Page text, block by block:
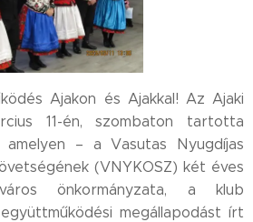
Ajakon és Ajakkal! Az Ajaki
11-én, szombaton tartotta
amelyen – a Vasutas Nyugdíjas
(VNYKOSZ) két éves
önkormányzata, a klub
megállapodást írt